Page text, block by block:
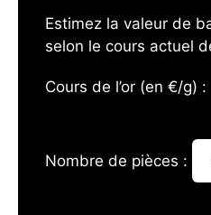
Estimez la valeur de
selon le cours actuel
Cours de l’or (en €/g) :
Nombre de pièces :